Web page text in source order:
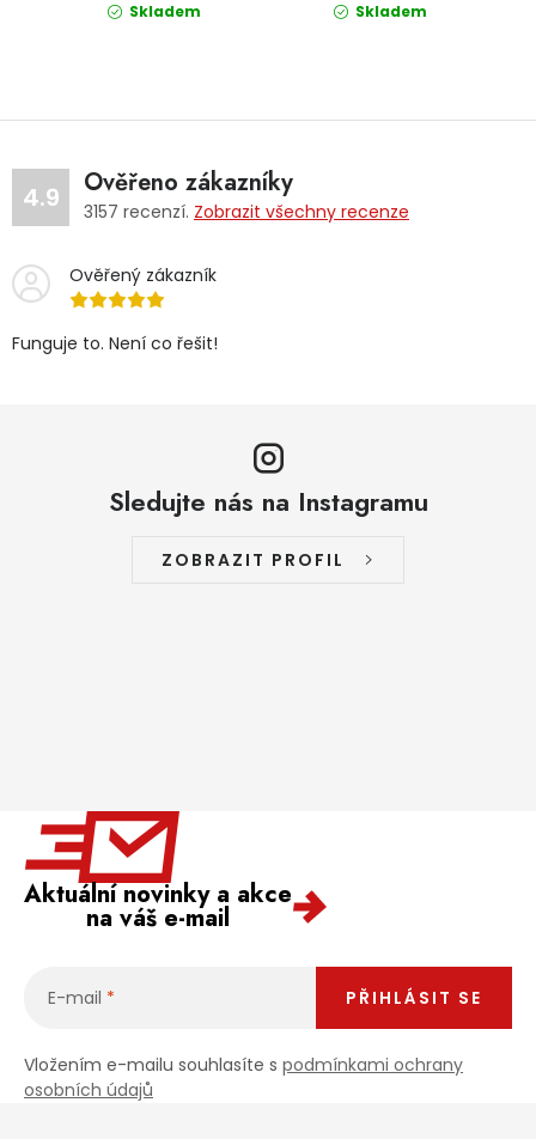
Skladem Skladem
4.9 Ověřeno zákazníky
3157 recenzí. Zobrazit všechny recenze
Ověřený zákazník
Funguje to. Není co řešit!
Sledujte nás na Instagramu
ZOBRAZIT PROFIL
Aktuální novinky a akce
na váš e-mail
E-mail
Vložením e-mailu souhlasíte s podmínkami ochrany
osobních údajů
PŘIHLÁSIT SE